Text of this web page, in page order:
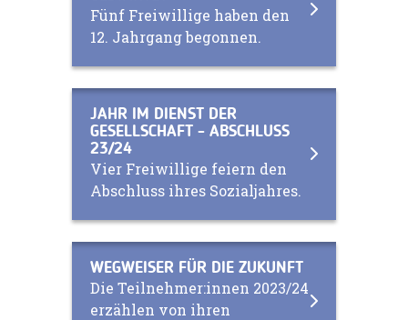
Fünf Freiwillige haben den
12. Jahrgang begonnen.
JAHR IM DIENST DER
GESELLSCHAFT - ABSCHLUSS
23/24
Vier Freiwillige feiern den
Abschluss ihres Sozialjahres.
WEGWEISER FÜR DIE ZUKUNFT
Die Teilnehmer:innen 2023/24
erzählen von ihren